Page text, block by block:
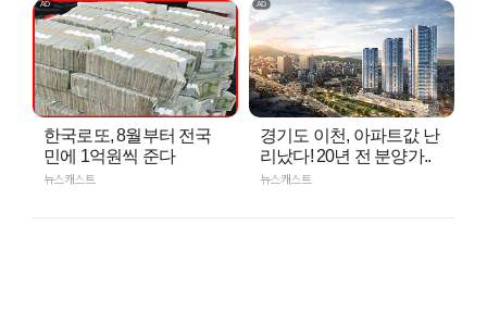
한국로또, 8월부터 전국
민에 1억원씩 준다
뉴스캐스트
경기도 이천, 아파트값 난
리났다! 20년 전 분양가..
뉴스캐스트